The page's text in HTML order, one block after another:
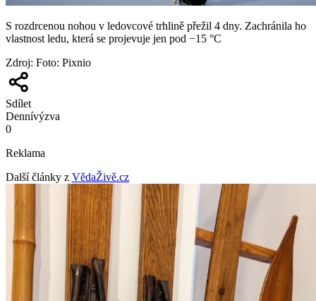
S rozdrcenou nohou v ledovcové trhlině přežil 4 dny. Zachránila ho
vlastnost ledu, která se projevuje jen pod −15 °C
Zdroj: Foto: Pixnio
Sdílet
Dennívýzva
0
Reklama
Další články z VědaŽivě.cz